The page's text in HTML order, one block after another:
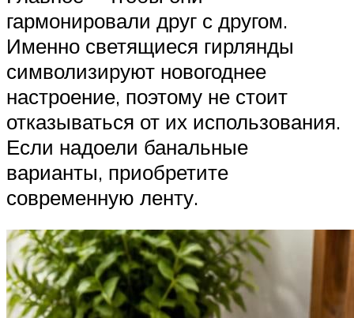
гармонировали друг с другом.
Именно светящиеся гирлянды
символизируют новогоднее
настроение, поэтому не стоит
отказываться от их использования.
Если надоели банальные
варианты, приобретите
современную ленту.